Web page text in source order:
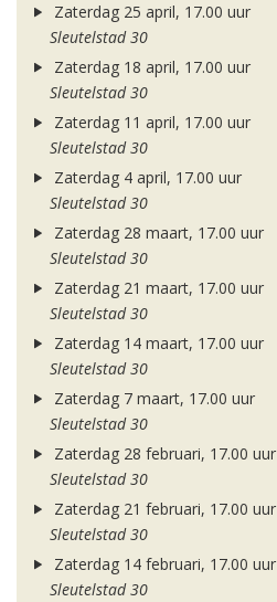
Zaterdag 25 april, 17.00 uur
Sleutelstad 30
Zaterdag 18 april, 17.00 uur
Sleutelstad 30
Zaterdag 11 april, 17.00 uur
Sleutelstad 30
Zaterdag 4 april, 17.00 uur
Sleutelstad 30
Zaterdag 28 maart, 17.00 uur
Sleutelstad 30
Zaterdag 21 maart, 17.00 uur
Sleutelstad 30
Zaterdag 14 maart, 17.00 uur
Sleutelstad 30
Zaterdag 7 maart, 17.00 uur
Sleutelstad 30
Zaterdag 28 februari, 17.00 uur
Sleutelstad 30
Zaterdag 21 februari, 17.00 uur
Sleutelstad 30
Zaterdag 14 februari, 17.00 uur
Sleutelstad 30